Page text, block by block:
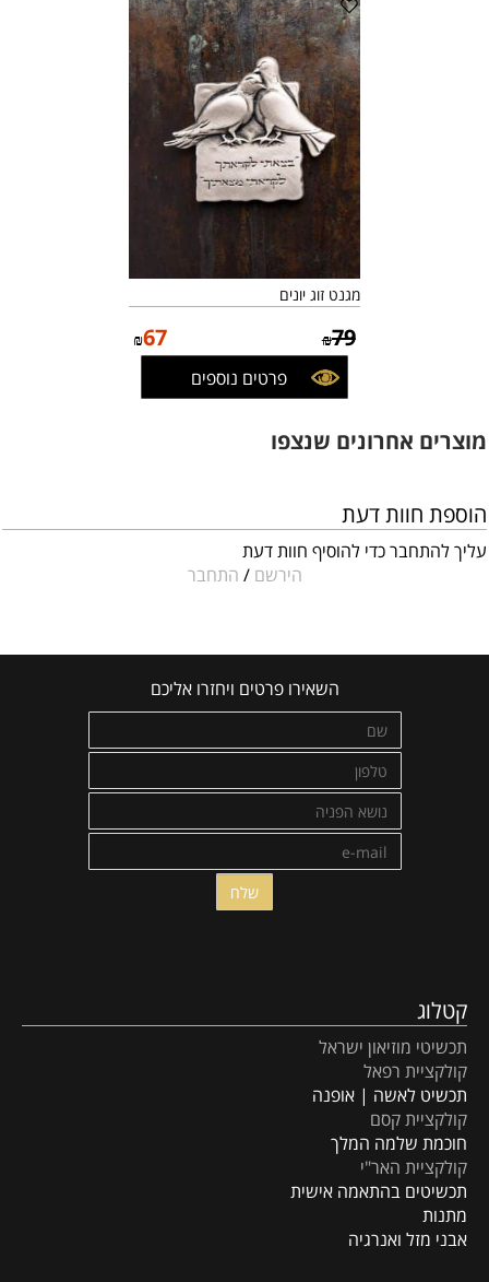
מגנט זוג יונים
₪79
₪67
פרטים נוספים
מוצרים אחרונים שנצפו
הוספת חוות דעת
עליך להתחבר כדי להוסיף חוות דעת
הירשם / התחבר
השאירו פרטים ויחזרו אליכם
קטלוג
תכשיטי מוזיאון ישראל
קולקציית רפאל
תכשיט לאשה | אופנה
קולקציית קסם
חוכמת שלמה המלך
קולקציית האר"י
תכשיטים בהתאמה אישית
מתנות
אבני מזל ואנרגיה